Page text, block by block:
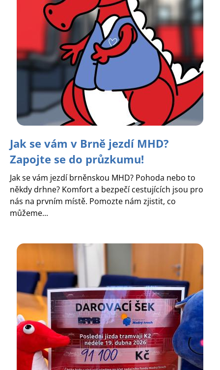
Jak se vám v Brně jezdí MHD?
Zapojte se do průzkumu!
Jak se vám jezdí brněnskou MHD? Pohoda nebo to
někdy drhne? Komfort a bezpečí cestujících jsou pro
nás na prvním místě. Pomozte nám zjistit, co
můžeme...